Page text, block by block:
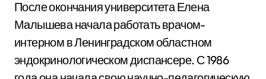
После окончания университета Елена
Малышева начала работать врачом-
интерном в Ленинградском областном
эндокринологическом диспансере. С 1986